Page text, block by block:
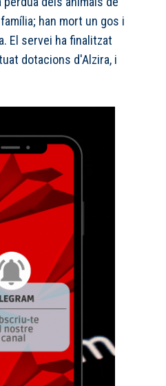
han mort un gos i
El servei ha finalitzat
dotacions d'Alzira, i